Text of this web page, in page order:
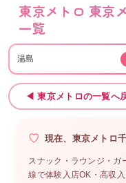
東京メトロ 東京
一覧
湯島
◀東京メトロの一覧へ
現在、 東京メトロ
スナック・ラウンジ・ガ
線で体験入店OK・高収